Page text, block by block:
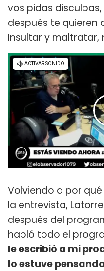
vos pidas
después te quieren
Insultar y maltratar,
Volviendo a por
la entrevista,
después del
habló todo el
le escribió a mi
lo estuve